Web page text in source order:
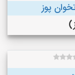
پوز